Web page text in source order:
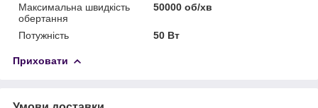
Максимальна швидкість
обертання
50000 об/хв
Потужність 50 Вт
Приховати